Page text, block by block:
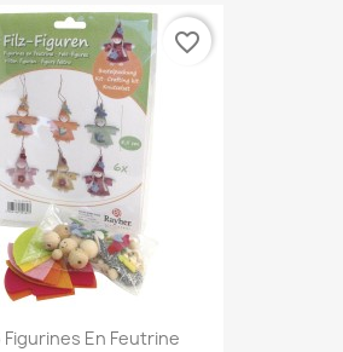
Figurines En Feutrine
favorite_border